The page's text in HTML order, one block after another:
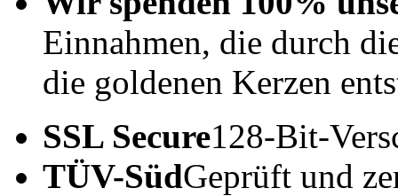
Einnahmen, die durch
die goldenen Kerzen
SSL Secure128-Bit-
TÜV-SüdGeprüft und